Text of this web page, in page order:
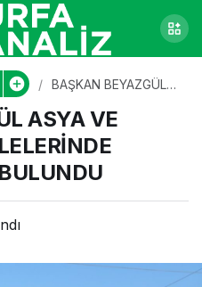
BAŞKAN BEYAZGÜL
MAHALLELERİNDE
İNCELEMELERDE
BULUNDU
ASYA VE
0